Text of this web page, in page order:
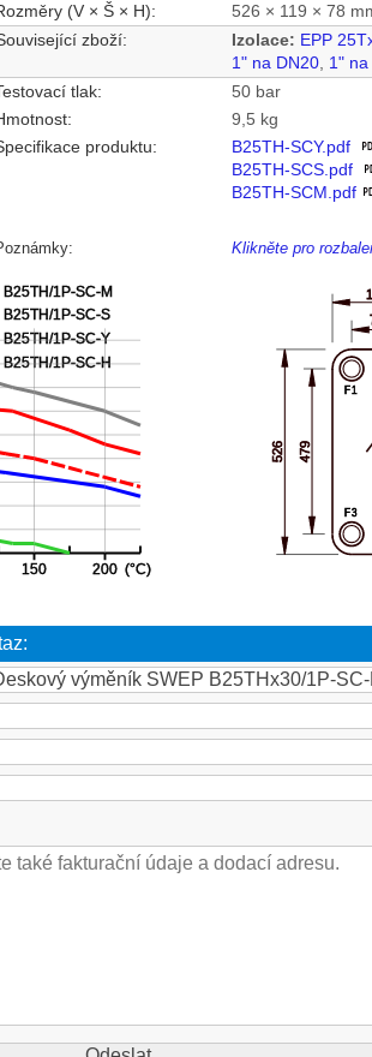
(V × Š × H):
526 × 119 × 78
zboží:
Izolace: EPP
1" na DN20 1"
tlak:
50 bar
9,5 kg
produktu:
B25TH-SCY.pdf
B25TH-SCS.pdf
B25TH-SCM.pdf
Klikněte pro